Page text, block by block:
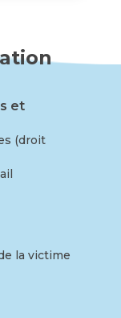
et
(droit
la victime